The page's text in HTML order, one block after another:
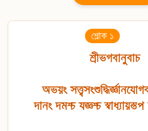
শ্লোক ১
শ্রীভগবানুবাচ
অভয়ং
দানং দমশ্চ যজ্ঞশ্চ